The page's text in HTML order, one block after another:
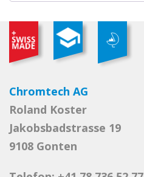
Chromtech AG
Roland Koster
Jakobsbadstrasse 19
9108 Gonten